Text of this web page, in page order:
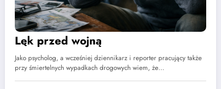
Lęk przed wojną
Jako psycholog, a wcześniej dziennikarz i reporter pracujący także
przy śmiertelnych wypadkach drogowych wiem, że…